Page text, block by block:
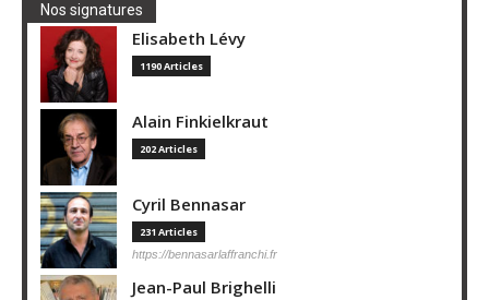
Nos signatures
Elisabeth Lévy
1190 Articles
Alain Finkielkraut
202 Articles
Cyril Bennasar
231 Articles
https://bennasarlaffranchi.fr
Jean-Paul Brighelli